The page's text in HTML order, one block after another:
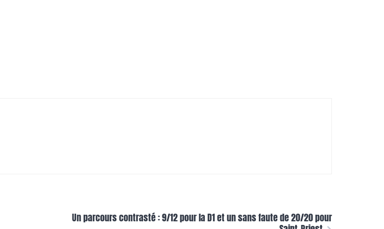
Un parcours contrasté : 9/12 pour la D1 et un sans faute de 20/20 pour